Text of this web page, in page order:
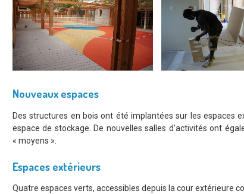
Nouveaux espaces
Des structures en bois ont été implantées sur les espaces
espace de stockage. De nouvelles salles d’activités ont
« moyens ».
Espaces extérieurs
Quatre espaces verts, accessibles depuis la cour extérieure